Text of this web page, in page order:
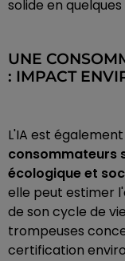
solide en
UNE
: IMPACT
L'IA est
consommateurs
écologique et
elle peut estimer
de son cycle de
trompeuses
certification